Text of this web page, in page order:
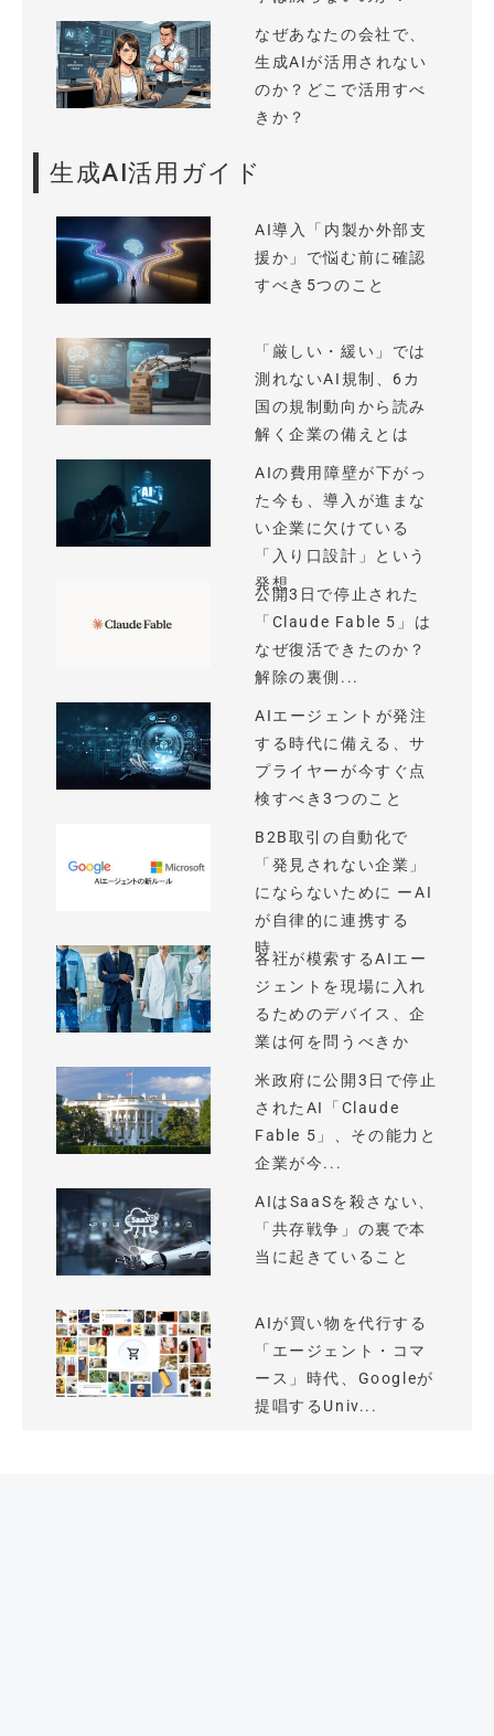
なぜあなたの会社で、
生成AIが活用されない
のか？どこで活用すべ
きか？
生成AI活用ガイド
AI導入「内製か外部支
援か」で悩む前に確認
すべき5つのこと
「厳しい・緩い」では
測れないAI規制、6カ
国の規制動向から読み
解く企業の備えとは
AIの費用障壁が下がっ
た今も、導入が進まな
い企業に欠けている
「入り口設計」という
発想
公開3日で停止された
「Claude Fable 5」は
なぜ復活できたのか？
解除の裏側...
AIエージェントが発注
する時代に備える、サ
プライヤーが今すぐ点
検すべき3つのこと
B2B取引の自動化で
「発見されない企業」
にならないために ーAI
が自律的に連携する
時...
各社が模索するAIエー
ジェントを現場に入れ
るためのデバイス、企
業は何を問うべきか
米政府に公開3日で停止
されたAI「Claude
Fable 5」、その能力と
企業が今...
AIはSaaSを殺さない、
「共存戦争」の裏で本
当に起きていること
AIが買い物を代行する
「エージェント・コマ
ース」時代、Googleが
提唱するUniv...